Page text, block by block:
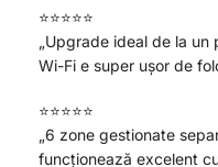
⭐⭐⭐⭐⭐
„Upgrade ideal de la un
Wi-Fi e super ușor de
⭐⭐⭐⭐⭐
„6 zone gestionate
funcționează excelent